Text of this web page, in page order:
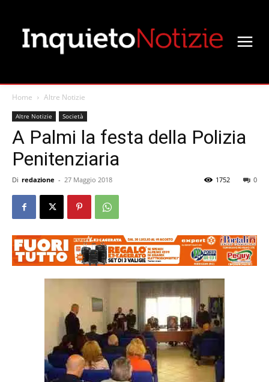
Home Altre Notizie
Altre Notizie Società
A Palmi la festa della Polizia
Penitenziaria
Di redazione - 27 Maggio 2018 0
1752